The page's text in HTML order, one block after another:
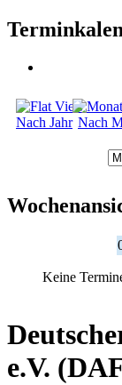
Nach Jahr Nach
Keine
e.V.